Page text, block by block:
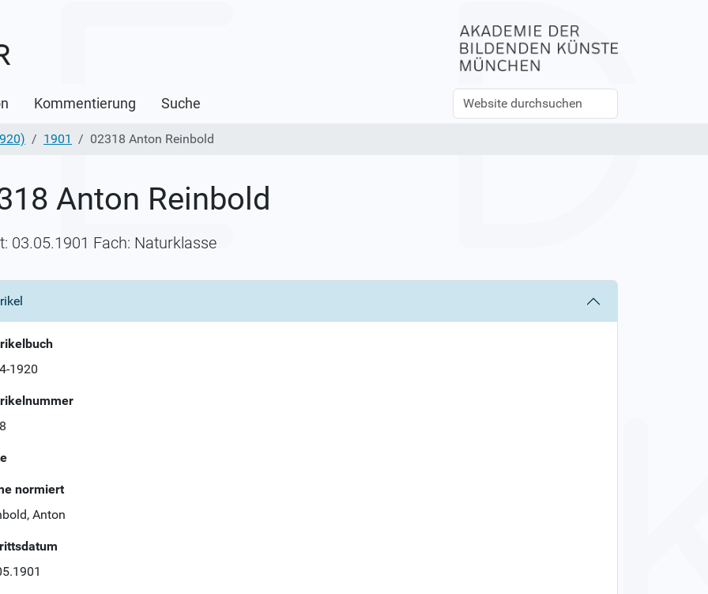
Kommentierung Suche
Website
durchsuchen
Erweiterte
Suche…
1901 02318 Anton Reinbold
Anton Reinbold
03.05.1901 Fach: Naturklasse
1920
normiert
Anton